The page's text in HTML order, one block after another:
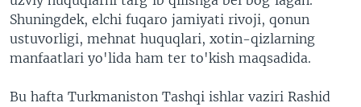
Shuningdek, elchi fuqaro jamiyati rivoji, qonun
ustuvorligi, mehnat huquqlari, xotin-qizlarning
manfaatlari yo'lida ham ter to'kish maqsadida.
Bu hafta Turkmaniston Tashqi ishlar vaziri Rashid